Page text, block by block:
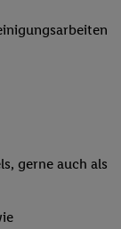
gerne auch als